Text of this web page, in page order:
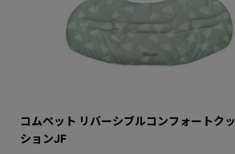
コムペット リバーシブルコンフォートクッ
ションJF